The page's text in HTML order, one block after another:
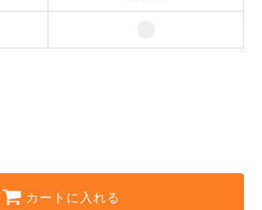
カートに入れる